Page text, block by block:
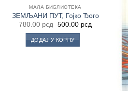
Листу
жеља
МАЛА БИБЛИОТЕКА
ЗЕМЉАНИ ПУТ, Гојко Ђого
780.00рсд Оригинална
је
била:
500.00 рсдТренутна
цена
500.00 рсд.
ДОДАЈ У КОРПУ